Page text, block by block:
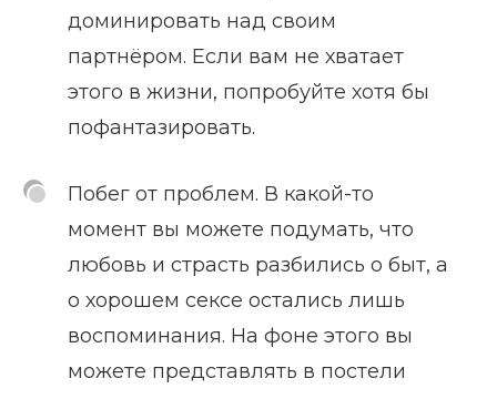
доминировать над своим
партнёром. Если вам не хватает
этого в жизни, попробуйте хотя бы
пофантазировать.
Побег от проблем. В какой-то
момент вы можете подумать, что
любовь и страсть разбились о быт, а
о хорошем сексе остались лишь
воспоминания. На фоне этого вы
можете представлять в постели